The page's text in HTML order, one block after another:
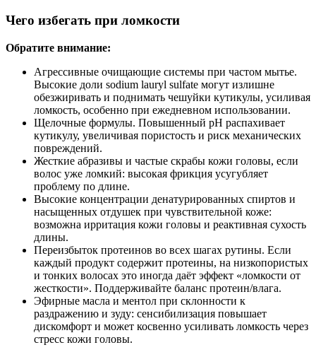
Чего избегать при ломкости
Обратите внимание:
Агрессивные очищающие системы при частом мытье.
Высокие доли sodium lauryl sulfate могут излишне
обезжиривать и поднимать чешуйки кутикулы, усиливая
ломкость, особенно при ежедневном использовании.
Щелочные формулы. Повышенный pH распахивает
кутикулу, увеличивая пористость и риск механических
повреждений.
Жесткие абразивы и частые скрабы кожи головы, если
волос уже ломкий: высокая фрикция усугубляет
проблему по длине.
Высокие концентрации денатурированных спиртов и
насыщенных отдушек при чувствительной коже:
возможна ирритация кожи головы и реактивная сухость
длины.
Переизбыток протеинов во всех шагах рутины. Если
каждый продукт содержит протеины, на низкопористых
и тонких волосах это иногда даёт эффект «ломкости от
жесткости». Поддерживайте баланс протеин/влага.
Эфирные масла и ментол при склонности к
раздражению и зуду: сенсибилизация повышает
дискомфорт и может косвенно усиливать ломкость через
стресс кожи головы.